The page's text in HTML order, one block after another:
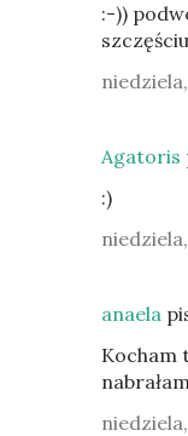
:-))
Agatoris
:)
anaela
Kocham